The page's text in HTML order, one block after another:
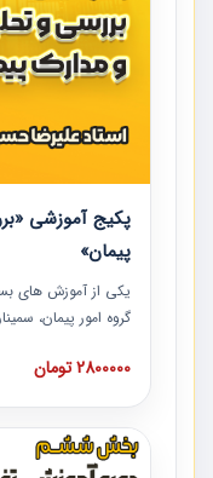
پکیج آموزشی
پیمان»
یکی از آموزش‏‏‏‏‏‏ های
گروه امور پیمان،
است که در
نکات کلیدی مربوط به
پیمان به همراه
2800000 تومان